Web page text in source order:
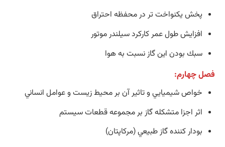
پخش يكنواخت تر در محفظه احتراق
افزايش طول عمر كاركرد سيلندر موتور
سبك بودن اين گاز نسبت به هوا
فصل چهارم:
خواص شيميايي و تاثير آن بر محيط زيست و عوامل انساني
اثر اجزا متشكله گاز بر مجموعه قطعات سيستم
بودار كننده گاز طبيعي (مركاپتان)